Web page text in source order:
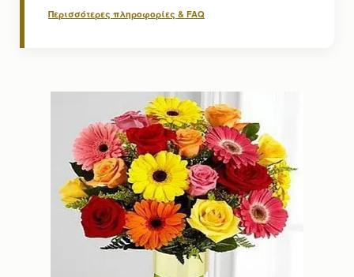
Περισσότερες πληροφορίες & FAQ